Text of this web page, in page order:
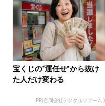
宝くじの“運任せ”から抜け
た人だけ変わる
PR(合同会社デジタルファーム )